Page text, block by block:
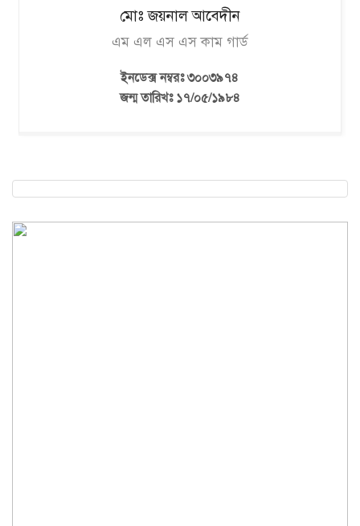
মোঃ জয়নালআবেদীন
এম এল এস এস কাম গার্ড
ইনডেক্স নম্বরঃ ৩০০৩৯৭৪
জন্ম তারিখঃ ১৭/০৫/১৯৮৪